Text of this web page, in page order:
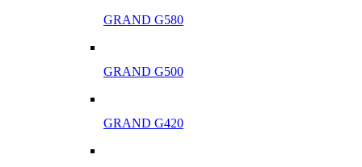
GRAND G580
GRAND G500
GRAND G420